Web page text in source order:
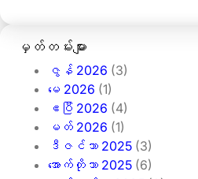
မှတ်တမ်းများ
ဇွန် 2026 (3)
မေ 2026 (1)
ဧပြီ 2026 (4)
မတ် 2026 (1)
ဒီဇင်ဘာ 2025 (3)
အောက်တိုဘာ 2025 (6)